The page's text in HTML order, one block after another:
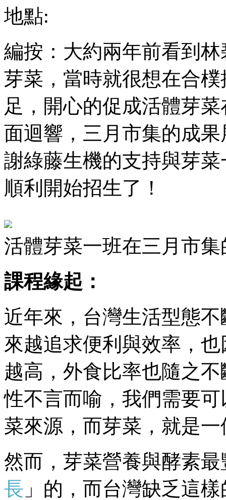
地點:
編按：大約兩年前看到
芽菜，當時就很想在合
足，開心的促成活體芽
面迴響，三月市集的成
謝綠藤生機的支持與芽
順利開始招生了！
活體芽菜一班在三月市
課程緣起：
近年來，台灣生活型態
來越追求便利與效率，
越高，外食比率也隨之
性不言而喻，我們需要
菜來源，而芽菜，就是
然而，芽菜營養與酵素
長 」的，而台灣缺乏這